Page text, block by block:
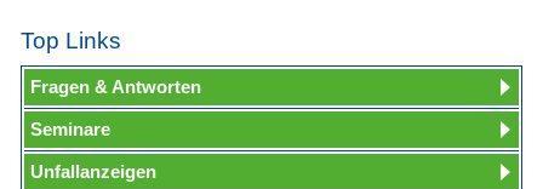
Top Links
Fragen & Antworten
Seminare
Unfallanzeigen